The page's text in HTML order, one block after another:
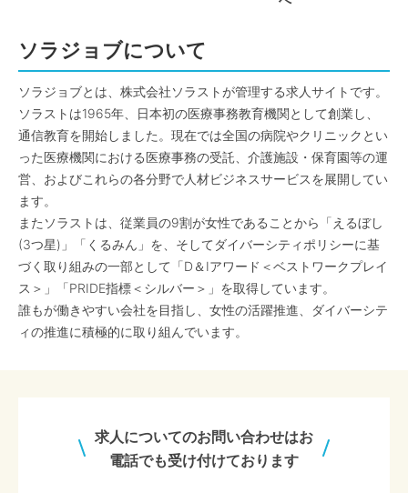
ソラジョブについて
ソラジョブとは、株式会社ソラストが管理する求人サイトです。
ソラストは1965年、日本初の医療事務教育機関として創業し、
通信教育を開始しました。現在では全国の病院やクリニックとい
った医療機関における医療事務の受託、介護施設・保育園等の運
営、およびこれらの各分野で人材ビジネスサービスを展開してい
ます。
またソラストは、従業員の9割が女性であることから「えるぼし
(3つ星)」「くるみん」を、そしてダイバーシティポリシーに基
づく取り組みの一部として「D＆Iアワード＜ベストワークプレイ
ス＞」「PRIDE指標＜シルバー＞」を取得しています。
誰もが働きやすい会社を目指し、女性の活躍推進、ダイバーシテ
ィの推進に積極的に取り組んでいます。
求人についてのお問い合わせはお
電話でも受け付けております